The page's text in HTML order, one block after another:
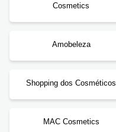
Cosmetics
Amobeleza
Shopping dos Cosméticos
MAC Cosmetics